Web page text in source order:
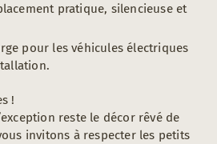
pratique, silencieuse et
pour les véhicules électriques
!
reste le décor rêvé de
invitons à respecter les petits